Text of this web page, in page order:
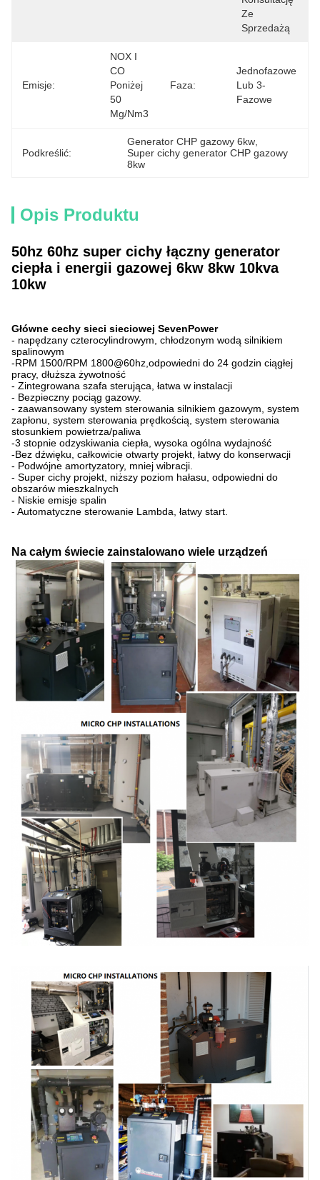
Ze
Sprzedażą
Emisje:
NOX I
CO
Poniżej
50
Mg/nm3
Faza:
Jednofazowe
Lub 3-
Fazowe
Podkreślić:
Generator CHP gazowy 6kw
Super cichy generator CHP gazowy
8kw
Opis Produktu
50hz 60hz super cichy łączny generator
ciepła i energii gazowej 6kw 8kw 10kva
10kw
Główne cechy sieci sieciowej SevenPower
- napędzany czterocylindrowym, chłodzonym wodą silnikiem
spalinowym
-RPM 1500/RPM 1800@60hz,odpowiedni do 24 godzin ciągłej
pracy, dłuższa żywotność
- Zintegrowana szafa sterująca, łatwa w instalacji
- Bezpieczny pociąg gazowy.
- zaawansowany system sterowania silnikiem gazowym, system
zapłonu, system sterowania prędkością, system sterowania
stosunkiem powietrza/paliwa
-3 stopnie odzyskiwania ciepła, wysoka ogólna wydajność
-Bez dźwięku, całkowicie otwarty projekt, łatwy do konserwacji
- Podwójne amortyzatory, mniej wibracji.
- Super cichy projekt, niższy poziom hałasu, odpowiedni do
obszarów mieszkalnych
- Niskie emisje spalin
- Automatyczne sterowanie Lambda, łatwy start.
Na całym świecie zainstalowano wiele urządzeń